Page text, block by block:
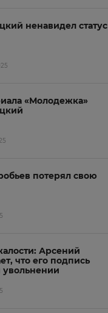
ненавидел статус
«Молодежка»
потерял свою
Арсений
что его подпись